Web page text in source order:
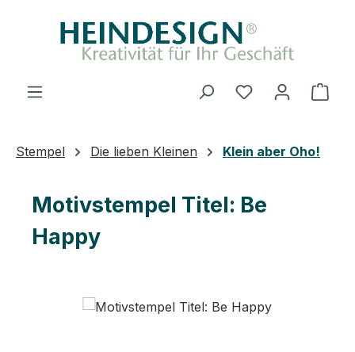
Zum Hauptinhalt springen
Du hast 0
Stempel Die lieben Kleinen Klein aber Oho!
Motivstempel Titel: Be
Happy